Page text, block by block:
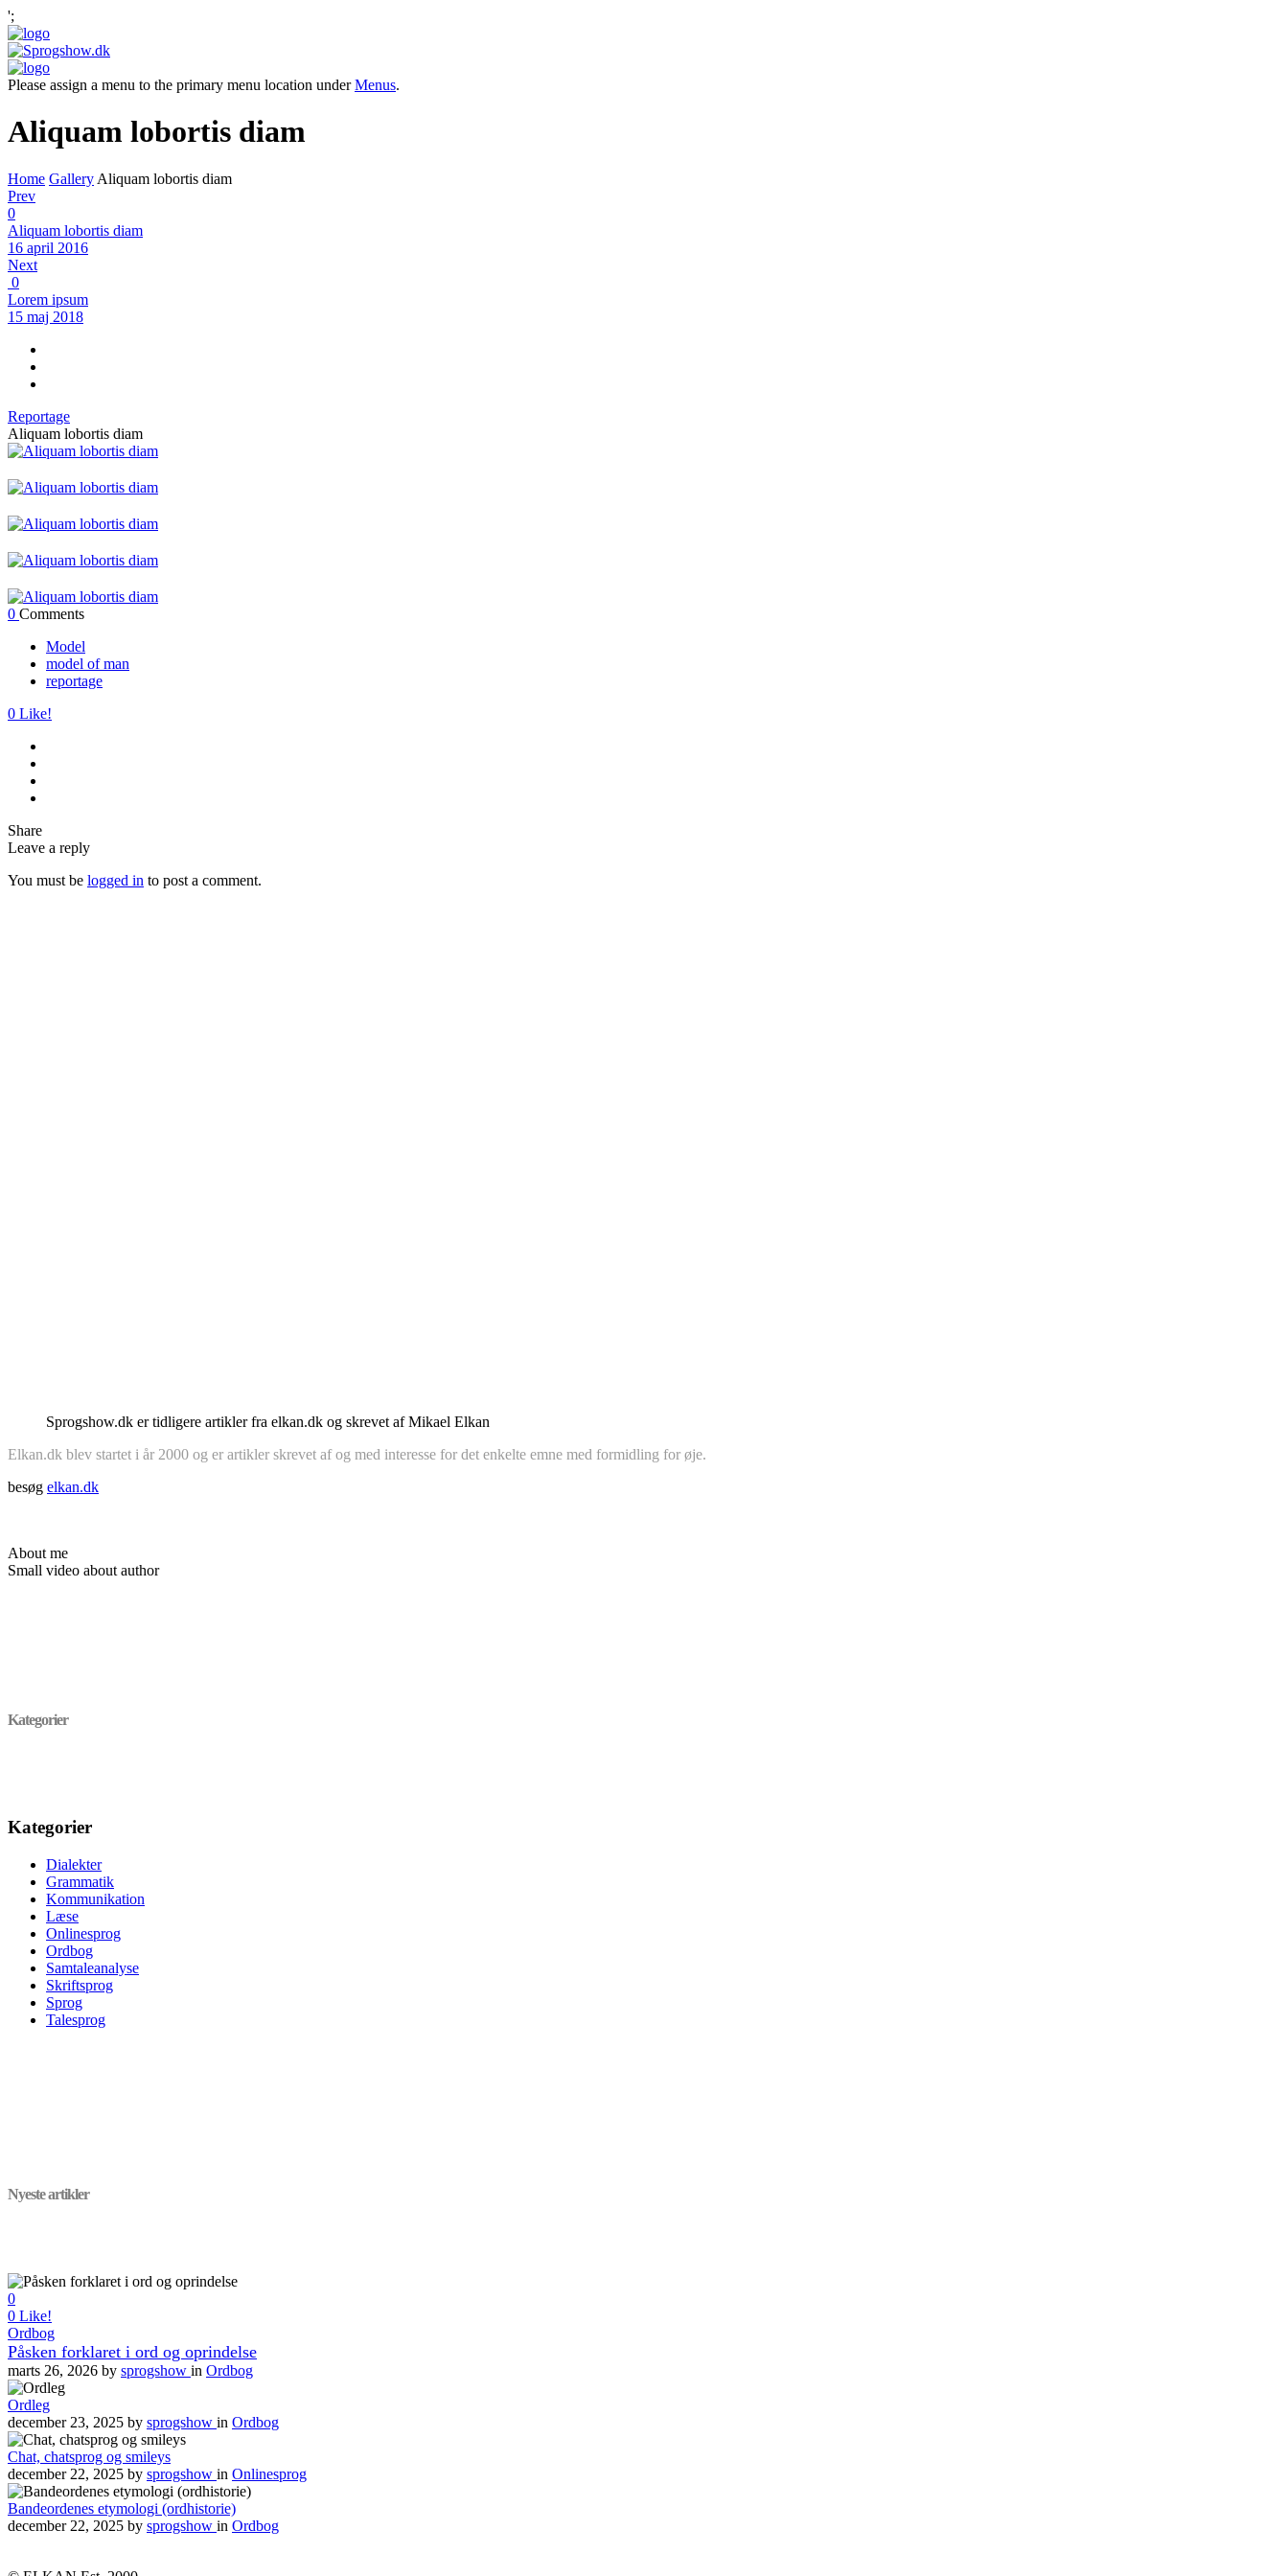
';
Please assign a menu to the primary menu location underMenus.
Aliquam lobortis diam
Home Gallery Aliquam lobortis diam
Prev
0
Aliquam lobortis diam
16 april 2016
Next
0
Lorem ipsum
15 maj 2018
Reportage
Aliquam lobortis diam
0 Comments
Model
model of man
reportage
0 Like!
Share
Leave a reply
You must be logged in to post a comment.
Sprogshow.dk er tidligere artikler fra elkan.dk og skrevet af Mikael Elkan
Elkan.dk blev startet i år 2000 og er artikler skrevet af og med interesse for det enkelte emne med formidling for øje.
besøg elkan.dk
About me
Small video about author
Kategorier
Kategorier
Dialekter
Grammatik
Kommunikation
Læse
Onlinesprog
Ordbog
Samtaleanalyse
Skriftsprog
Sprog
Talesprog
Nyeste artikler
0
0 Like!
Ordbog
Påsken forklaret i ord og oprindelse
marts 26, 2026 by sprogshow in Ordbog
Ordleg
december 23, 2025 by sprogshow in Ordbog
Chat, chatsprog og smileys
december 22, 2025 by sprogshow in Onlinesprog
Bandeordenes etymologi (ordhistorie)
december 22, 2025 by sprogshow in Ordbog